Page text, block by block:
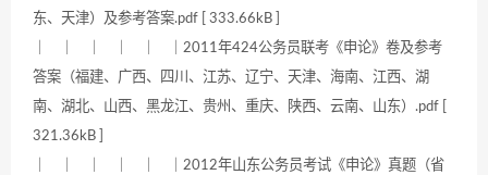
东、天津）及参考答案.pdf [ 333.66kB ]
｜ ｜ ｜ ｜ ｜ ｜2011年424公务员联考《申论》卷及参考
答案（福建、广西、四川、江苏、辽宁、天津、海南、江西、湖
南、湖北、山西、黑龙江、贵州、重庆、陕西、云南、山东）.pdf [
321.36kB ]
｜ ｜ ｜ ｜ ｜ ｜2012年山东公务员考试《申论》真题（省